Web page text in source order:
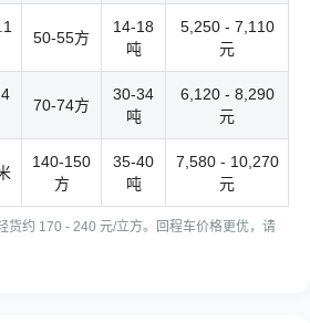
50-55方
14-18
吨
5,250 - 7,110
元
70-74方
30-34
吨
6,120 - 8,290
元
140-150
方
35-40
吨
7,580 - 10,270
元
货约 170 - 240 元/立方。回程车价格更优，请